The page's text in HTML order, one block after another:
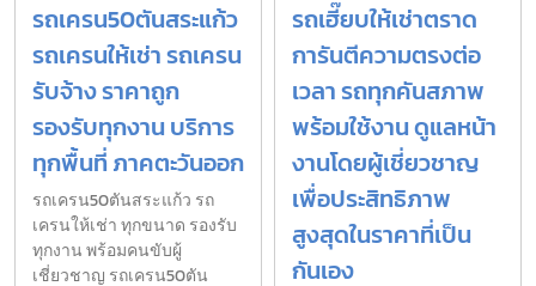
รถเครน50ตันสระแก้ว
รถเครนให้เช่า รถเครน
รับจ้าง ราคาถูก
รองรับทุกงาน บริการ
ทุกพื้นที่ ภาคตะวันออก
รถเครน50ตันสระแก้ว รถ
เครนให้เช่า ทุกขนาด รองรับ
ทุกงาน พร้อมคนขับผู้
เชี่ยวชาญ รถเครน50ตัน
รถเฮี๊ยบให้เช่าตราด
การันตีความตรงต่อ
เวลา รถทุกคันสภาพ
พร้อมใช้งาน ดูแลหน้า
งานโดยผู้เชี่ยวชาญ
เพื่อประสิทธิภาพ
สูงสุดในราคาที่เป็น
กันเอง